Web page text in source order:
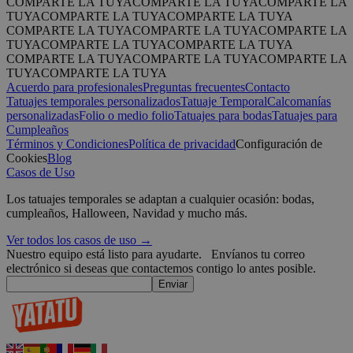
TUYACOMPARTE LA TUYACOMPARTE LA TUYA
COMPARTE LA TUYACOMPARTE LA TUYACOMPARTE LA
TUYACOMPARTE LA TUYACOMPARTE LA TUYA
COMPARTE LA TUYACOMPARTE LA TUYACOMPARTE LA
TUYACOMPARTE LA TUYA
Acuerdo para profesionalesPreguntas frecuentesContacto
Tatuajes temporales personalizadosTatuaje TemporalCalcomanías
personalizadasFolio o medio folioTatuajes para bodasTatuajes para
Cumpleaños
Términos y CondicionesPolítica de privacidadConfiguración de
CookiesBlog
Casos de Uso
Los tatuajes temporales se adaptan a cualquier ocasión: bodas,
cumpleaños, Halloween, Navidad y mucho más.
Ver todos los casos de uso →
Nuestro equipo está listo para ayudarte.
Envíanos tu correo
electrónico si deseas que contactemos contigo lo antes posible.
Enviar
el inicio de sesión de usuario y la gestión de cuentas. El sitio web
correctamente sin las cookies estrictamente necesarias.
Nombre
Proveedor /
Dominio
Vencimiento
_tt_enable_cookie .yatatu.com
semanas
CookieScriptConsent
CookieScript
4 semanas 2
wordpress_test_cookie
Automattic
Inc.
Google